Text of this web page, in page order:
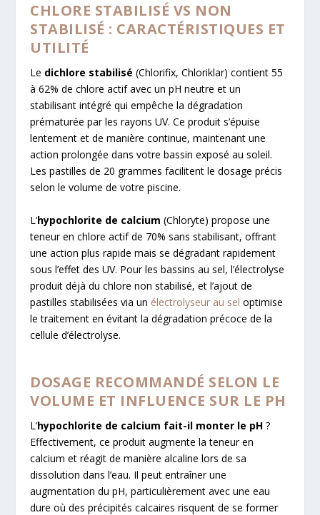
CHLORE STABILISÉ VS NON
STABILISÉ : CARACTÉRISTIQUES ET
UTILITÉ
Le dichlore stabilisé (Chlorifix, Chloriklar) contient 55
à 62% de chlore actif avec un pH neutre et un
stabilisant intégré qui empêche la dégradation
prématurée par les rayons UV. Ce produit s’épuise
lentement et de manière continue, maintenant une
action prolongée dans votre bassin exposé au soleil.
Les pastilles de 20 grammes facilitent le dosage précis
selon le volume de votre piscine.
L’hypochlorite de calcium (Chloryte) propose une
teneur en chlore actif de 70% sans stabilisant, offrant
une action plus rapide mais se dégradant rapidement
sous l’effet des UV. Pour les bassins au sel, l’électrolyse
produit déjà du chlore non stabilisé, et l’ajout de
pastilles stabilisées via un électrolyseur au sel optimise
le traitement en évitant la dégradation précoce de la
cellule d’électrolyse.
DOSAGE RECOMMANDÉ SELON LE
VOLUME ET INFLUENCE SUR LE PH
L’hypochlorite de calcium fait-il monter le pH ?
Effectivement, ce produit augmente la teneur en
calcium et réagit de manière alcaline lors de sa
dissolution dans l’eau. Il peut entraîner une
augmentation du pH, particulièrement avec une eau
dure où des précipités calcaires risquent de se former